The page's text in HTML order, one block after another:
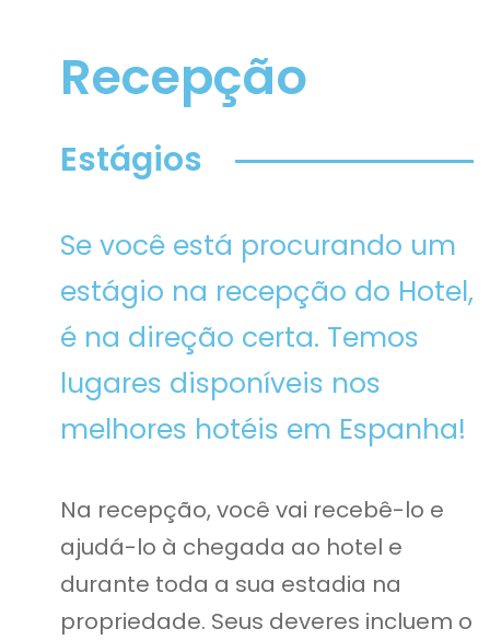
Recepção
Estágios
Se você está procurando um
estágio na recepção do Hotel,
é na direção certa. Temos
lugares disponíveis nos
melhores hotéis em Espanha!
Na recepção, você vai recebê-lo e
ajudá-lo à chegada ao hotel e
durante toda a sua estadia na
propriedade. Seus deveres incluem o